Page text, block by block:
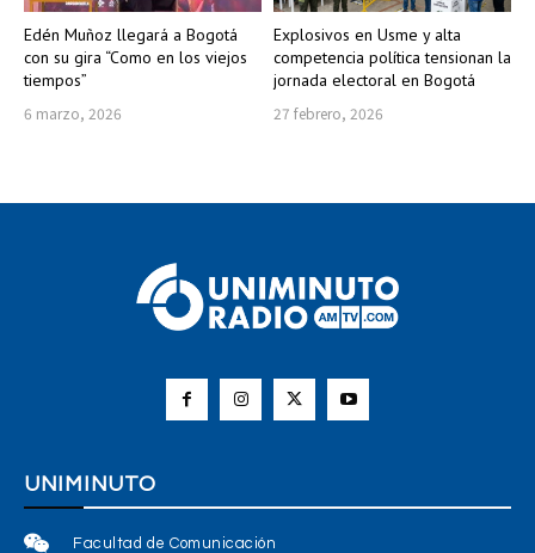
Edén Muñoz llegará a Bogotá
con su gira “Como en los viejos
tiempos”
6 marzo, 2026
Explosivos en Usme y alta
competencia política tensionan la
jornada electoral en Bogotá
27 febrero, 2026
UNIMINUTO
Facultad de Comunicación